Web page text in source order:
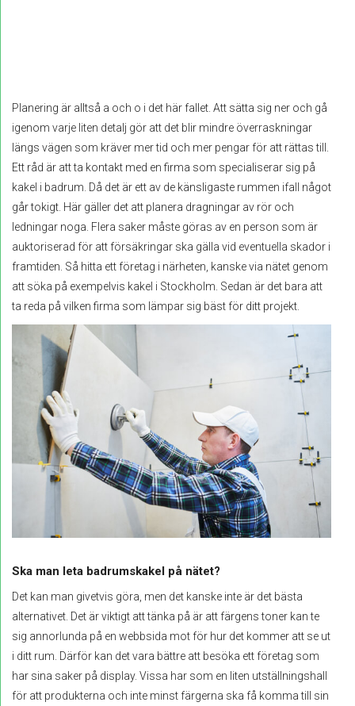
Planering är alltså a och o i det här fallet. Att sätta sig ner och gå
igenom varje liten detalj gör att det blir mindre överraskningar
längs vägen som kräver mer tid och mer pengar för att rättas till.
Ett råd är att ta kontakt med en firma som specialiserar sig på
kakel i badrum. Då det är ett av de känsligaste rummen ifall något
går tokigt. Här gäller det att planera dragningar av rör och
ledningar noga. Flera saker måste göras av en person som är
auktoriserad för att försäkringar ska gälla vid eventuella skador i
framtiden. Så hitta ett företag i närheten, kanske via nätet genom
att söka på exempelvis kakel i Stockholm. Sedan är det bara att
ta reda på vilken firma som lämpar sig bäst för ditt projekt.
Ska man leta badrumskakel på nätet?
Det kan man givetvis göra, men det kanske inte är det bästa
alternativet. Det är viktigt att tänka på är att färgens toner kan te
sig annorlunda på en webbsida mot för hur det kommer att se ut
i ditt rum. Därför kan det vara bättre att besöka ett företag som
har sina saker på display. Vissa har som en liten utställningshall
för att produkterna och inte minst färgerna ska få komma till sin